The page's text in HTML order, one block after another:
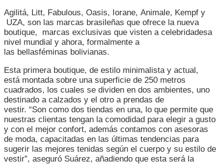
Agilitá, Litt, Fabulous, Oasis, Iorane, Animale, Kempf y
UZA, son las marcas brasileñas que ofrece la nueva
boutique, marcas exclusivas que visten a celebridadesa
nivel mundial y ahora, formalmente a
las bellasféminas bolivianas.
Esta primera boutique, de estilo minimalista y actual,
está montada sobre una superficie de 250 metros
cuadrados, los cuales se dividen en dos ambientes, uno
destinado a calzados y el otro a prendas de
vestir. “Son como dos tiendas en una, lo que permite que
nuestras clientas tengan la comodidad para elegir a gusto
y con el mejor confort, además contamos con asesoras
de moda, capacitadas en las últimas tendencias para
sugerir las mejores tenidas según el cuerpo y su estilo de
vestir”, aseguró Suárez, añadiendo que esta será la